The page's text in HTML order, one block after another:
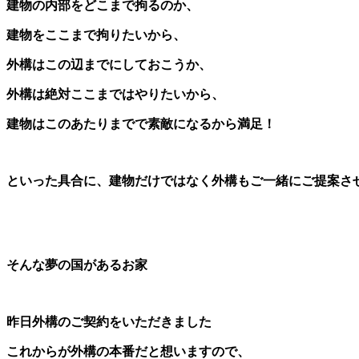
建物の内部をどこまで拘るのか、
建物をここまで拘りたいから、
外構はこの辺までにしておこうか、
外構は絶対ここまではやりたいから、
建物はこのあたりまでで素敵になるから満足！
といった具合に、建物だけではなく外構もご一緒にご提案さ
そんな夢の国があるお家
昨日外構のご契約をいただきました
これからが外構の本番だと想いますので、